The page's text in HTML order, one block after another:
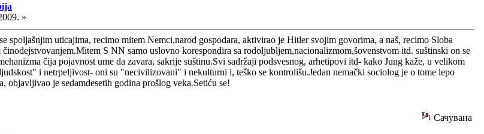
»
spoljašnjim uticajima, recimo mitem Nemci,narod gospodara, aktivirao je Hitler svojim govorima, a naš, recimo Sloba
S NN samo uslovno korespondira sa rodoljubljem,nacionalizmom,šovenstvom itd. suštinski on se
čija pojavnost ume da zavara, sakrije suštinu.Svi sadržaji podsvesnog, arhetipovi itd- kako Jung kaže, u velikom
i netrpeljivost- oni su "necivilizovani" i nekulturni i, teško se kontrolišu.Jedan nemački sociolog je o tome lepo
objavljivao je sedamdesetih godina prošlog veka.Setiću se!
Сачувана